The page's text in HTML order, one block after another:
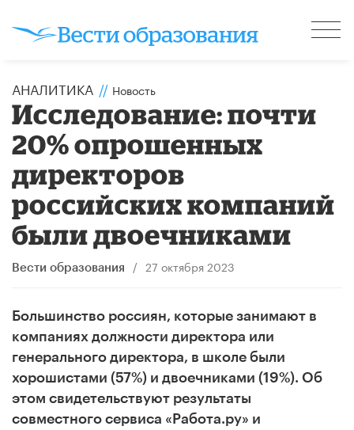
АНАЛИТИКА // Новость
Исследование: почти
20% опрошенных
директоров
российских компаний
были двоечниками
Вести образования / 27 октября 2023
Большинство россиян, которые занимают в
компаниях должности директора или
генерального директора, в школе были
хорошистами (57%) и двоечниками (19%). Об
этом свидетельствуют результаты
совместного сервиса «Работа.ру» и